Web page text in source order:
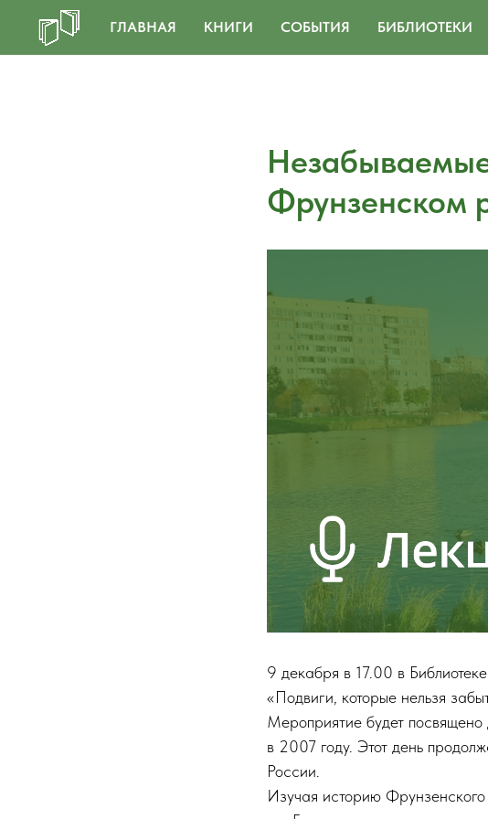
ГЛАВНАЯ КНИГИ СОБЫТИЯ БИБЛИОТЕКИ
Фрунзенском
9 декабря в 17.00 в
«Подвиги, которые нельзя
Мероприятие будет
в 2007 году. Этот день
России.
Изучая историю